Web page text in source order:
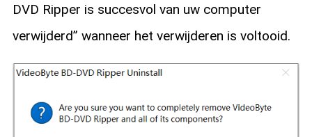
DVD Ripper is succesvol van uw computer
verwijderd” wanneer het verwijderen is voltooid.